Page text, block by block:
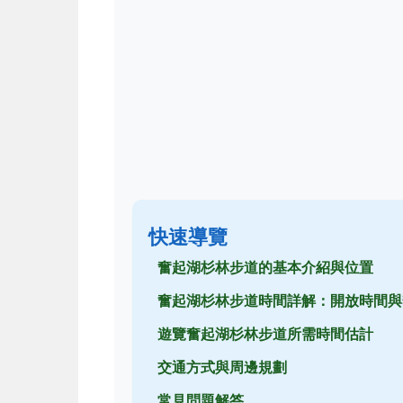
快速導覽
奮起湖杉林步道的基本介紹與位置
奮起湖杉林步道時間詳解：開放時間
遊覽奮起湖杉林步道所需時間估計
交通方式與周邊規劃